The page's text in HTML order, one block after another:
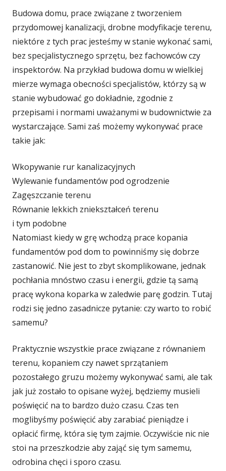
Budowa domu, prace związane z tworzeniem
przydomowej kanalizacji, drobne modyfikacje terenu,
niektóre z tych prac jesteśmy w stanie wykonać sami,
bez specjalistycznego sprzętu, bez fachowców czy
inspektorów. Na przykład budowa domu w wielkiej
mierze wymaga obecności specjalistów, którzy są w
stanie wybudować go dokładnie, zgodnie z
przepisami i normami uważanymi w budownictwie za
wystarczające. Sami zaś możemy wykonywać prace
takie jak:
Wkopywanie rur kanalizacyjnych
Wylewanie fundamentów pod ogrodzenie
Zagęszczanie terenu
Równanie lekkich zniekształceń terenu
i tym podobne
Natomiast kiedy w grę wchodzą prace kopania
fundamentów pod dom to powinniśmy się dobrze
zastanowić. Nie jest to zbyt skomplikowane, jednak
pochłania mnóstwo czasu i energii, gdzie tą samą
pracę wykona koparka w zaledwie parę godzin. Tutaj
rodzi się jedno zasadnicze pytanie: czy warto to robić
samemu?
Praktycznie wszystkie prace związane z równaniem
terenu, kopaniem czy nawet sprzątaniem
pozostałego gruzu możemy wykonywać sami, ale tak
jak już zostało to opisane wyżej, będziemy musieli
poświęcić na to bardzo dużo czasu. Czas ten
moglibyśmy poświęcić aby zarabiać pieniądze i
opłacić firmę, która się tym zajmie. Oczywiście nic nie
stoi na przeszkodzie aby zająć się tym samemu,
odrobina chęci i sporo czasu.